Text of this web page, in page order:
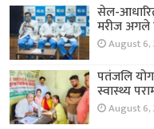
सेल-
मरीज अगले
August 6,
पतंजलि
स्वास्थ्य
August 6,